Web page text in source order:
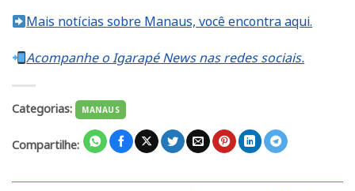
Mais notícias sobre Manaus, você encontra aqui.
Acompanhe o Igarapé News nas redes sociais.
Categorias: MANAUS
Compartilhe: